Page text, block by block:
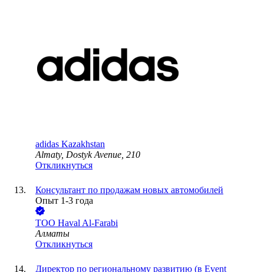
adidas Kazakhstan
Almaty, Dostyk Avenue, 210
Откликнуться
Консультант по продажам новых автомобилей
Опыт 1-3 года
ТОО Haval Al-Farabi
Алматы
Откликнуться
Директор по региональному развитию (в Event